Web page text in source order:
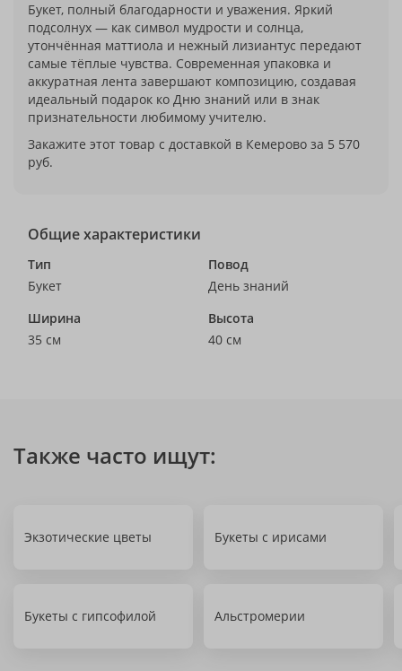
Букет, полный благодарности и уважения. Яркий
подсолнух — как символ мудрости и солнца,
утончённая маттиола и нежный лизиантус передают
самые тёплые чувства. Современная упаковка и
аккуратная лента завершают композицию, создавая
идеальный подарок ко Дню знаний или в знак
признательности любимому учителю.
Закажите этот товар с доставкой в Кемерово за 5 570
руб.
Общие характеристики
Тип
Букет
Повод
День знаний
Ширина
35 см
Высота
40 см
Также часто ищут:
Экзотические цветы Букеты с ирисами
Букеты с гипсофилой Альстромерии